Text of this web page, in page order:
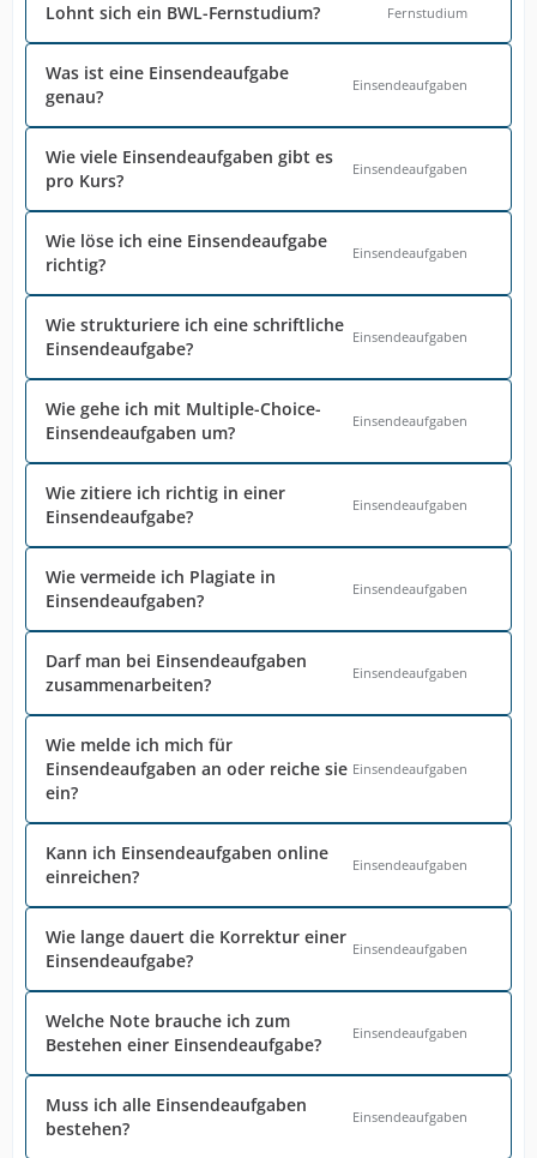
Lohnt sich ein BWL-Fernstudium? Fernstudium
Was ist eine Einsendeaufgabe
genau?
Einsendeaufgaben
Wie viele Einsendeaufgaben gibt es
pro Kurs?
Einsendeaufgaben
Wie löse ich eine Einsendeaufgabe
richtig?
Einsendeaufgaben
Wie strukturiere ich eine schriftliche
Einsendeaufgabe?
Einsendeaufgaben
Wie gehe ich mit Multiple-Choice-
Einsendeaufgaben um?
Einsendeaufgaben
Wie zitiere ich richtig in einer
Einsendeaufgabe?
Einsendeaufgaben
Wie vermeide ich Plagiate in
Einsendeaufgaben?
Einsendeaufgaben
Darf man bei Einsendeaufgaben
zusammenarbeiten?
Einsendeaufgaben
Wie melde ich mich für
Einsendeaufgaben an oder reiche sie
ein?
Einsendeaufgaben
Kann ich Einsendeaufgaben online
einreichen?
Einsendeaufgaben
Wie lange dauert die Korrektur einer
Einsendeaufgabe?
Einsendeaufgaben
Welche Note brauche ich zum
Bestehen einer Einsendeaufgabe?
Einsendeaufgaben
Muss ich alle Einsendeaufgaben
bestehen?
Einsendeaufgaben